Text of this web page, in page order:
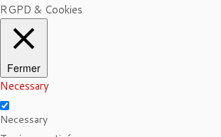
RGPD & Cookies
Fermer
Necessary
Necessary